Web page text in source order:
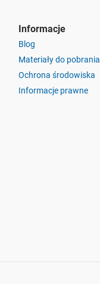
Informacje
Blog
Materiały do pobrania
Ochrona środowiska
Informacje prawne